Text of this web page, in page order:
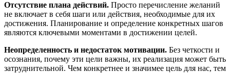
Отсутствие плана действий. Просто перечисление желаний
не включает в себя шаги или действия, необходимые для их
достижения. Планирование и определение конкретных шагов
являются ключевыми моментами в достижении целей.
Неопределенность и недостаток мотивации. Без четкости и
осознания, почему эти цели важны, их реализация может быть
затруднительной. Чем конкретнее и значимее цель для нас, тем